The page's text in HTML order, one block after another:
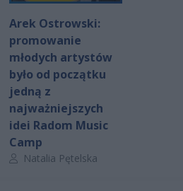
Arek Ostrowski:
promowanie
młodych artystów
było od początku
jedną z
najważniejszych
idei Radom Music
Camp
Autor artykułu:
Natalia Pętelska